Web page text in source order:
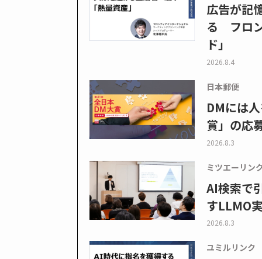
広告が記
る フロ
ド」
2026.8.4
日本郵便
DMには
賞」の応
2026.8.3
ミツエーリン
AI検索で
すLLMO
2026.8.3
ユミルリンク